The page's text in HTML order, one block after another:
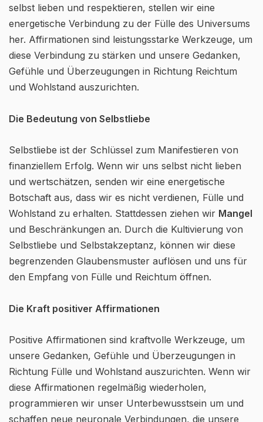
selbst lieben und respektieren, stellen wir eine
energetische Verbindung zu der Fülle des Universums
her. Affirmationen sind leistungsstarke Werkzeuge, um
diese Verbindung zu stärken und unsere Gedanken,
Gefühle und Überzeugungen in Richtung Reichtum
und Wohlstand auszurichten.
Die Bedeutung von Selbstliebe
Selbstliebe ist der Schlüssel zum Manifestieren von
finanziellem Erfolg. Wenn wir uns selbst nicht lieben
und wertschätzen, senden wir eine energetische
Botschaft aus, dass wir es nicht verdienen, Fülle und
Wohlstand zu erhalten. Stattdessen ziehen wir Mangel
und Beschränkungen an. Durch die Kultivierung von
Selbstliebe und Selbstakzeptanz, können wir diese
begrenzenden Glaubensmuster auflösen und uns für
den Empfang von Fülle und Reichtum öffnen.
Die Kraft positiver Affirmationen
Positive Affirmationen sind kraftvolle Werkzeuge, um
unsere Gedanken, Gefühle und Überzeugungen in
Richtung Fülle und Wohlstand auszurichten. Wenn wir
diese Affirmationen regelmäßig wiederholen,
programmieren wir unser Unterbewusstsein um und
schaffen neue neuronale Verbindungen, die unsere